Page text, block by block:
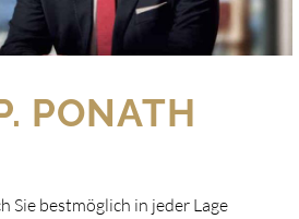
PONATH
Sie bestmöglich in jeder Lage